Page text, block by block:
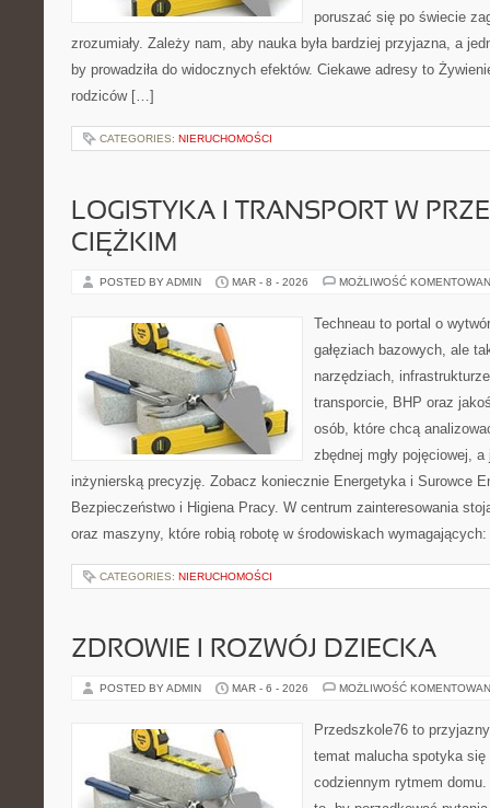
poruszać się po świecie
zrozumiały. Zależy nam, aby nauka była bardziej przyjazna, a
by prowadziła do widocznych efektów. Ciekawe adresy to
rodziców […]
CATEGORIES: NIERUCHOMOŚCI
LOGISTYKA I TRANSPORT W
CIĘŻKIM
POSTED BY ADMIN MAR - 8 - 2026 MOŻLIWOŚĆ
Techneau to portal o
gałęziach bazowych, ale
narzędziach,
transporcie, BHP oraz
osób, które chcą
zbędnej mgły pojęciowej,
inżynierską precyzję. Zobacz koniecznie Energetyka i Surowce
Bezpieczeństwo i Higiena Pracy. W centrum zainteresowania
oraz maszyny, które robią robotę w środowiskach
CATEGORIES: NIERUCHOMOŚCI
ZDROWIE I ROZWÓJ DZIECKA
POSTED BY ADMIN MAR - 6 - 2026 MOŻLIWOŚĆ
Przedszkole76 to
temat malucha spotyka
codziennym rytmem